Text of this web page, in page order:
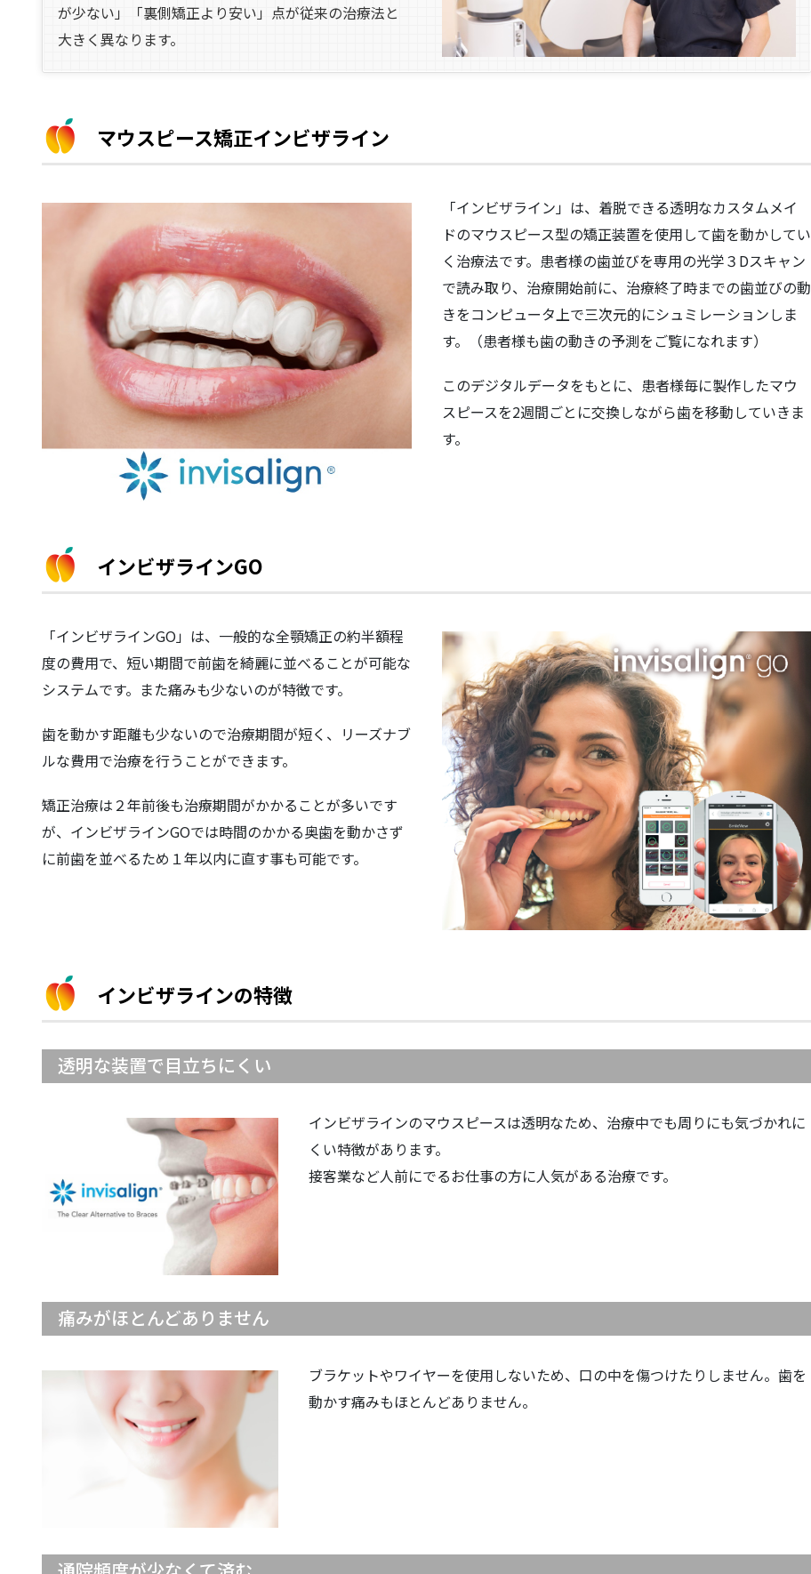
が少ない」「裏側矯正より安い」点が従来の治療法と
大きく異なります。
マウスピース矯正インビザライン
「インビザライン」は、着脱できる透明なカスタムメイ
ドのマウスピース型の矯正装置を使用して歯を動かしてい
く治療法です。患者様の歯並びを専用の光学３Dスキャン
で読み取り、治療開始前に、治療終了時までの歯並びの動
きをコンピュータ上で三次元的にシュミレーションしま
す。（患者様も歯の動きの予測をご覧になれます）
このデジタルデータをもとに、患者様毎に製作したマウ
スピースを2週間ごとに交換しながら歯を移動していきま
す。
インビザラインGO
「インビザラインGO」は、一般的な全顎矯正の約半額程
度の費用で、短い期間で前歯を綺麗に並べることが可能な
システムです。また痛みも少ないのが特徴です。
歯を動かす距離も少ないので治療期間が短く、リーズナブ
ルな費用で治療を行うことができます。
矯正治療は２年前後も治療期間がかかることが多いです
が、インビザラインGOでは時間のかかる奥歯を動かさず
に前歯を並べるため１年以内に直す事も可能です。
インビザラインの特徴
透明な装置で目立ちにくい
インビザラインのマウスピースは透明なため、治療中でも周りにも気づかれに
くい特徴があります。
接客業など人前にでるお仕事の方に人気がある治療です。
痛みがほとんどありません
ブラケットやワイヤーを使用しないため、口の中を傷つけたりしません。歯を
動かす痛みもほとんどありません。